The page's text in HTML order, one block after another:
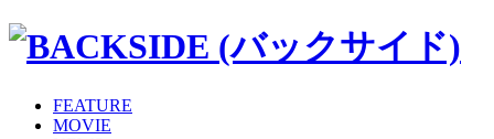
FEATURE
MOVIE